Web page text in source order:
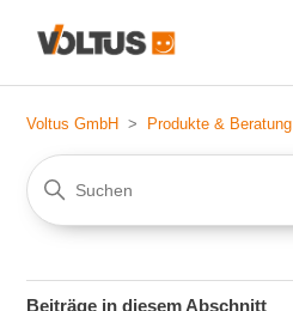
Voltus GmbH Produkte & Beratung
Beiträge in diesem Abschnitt